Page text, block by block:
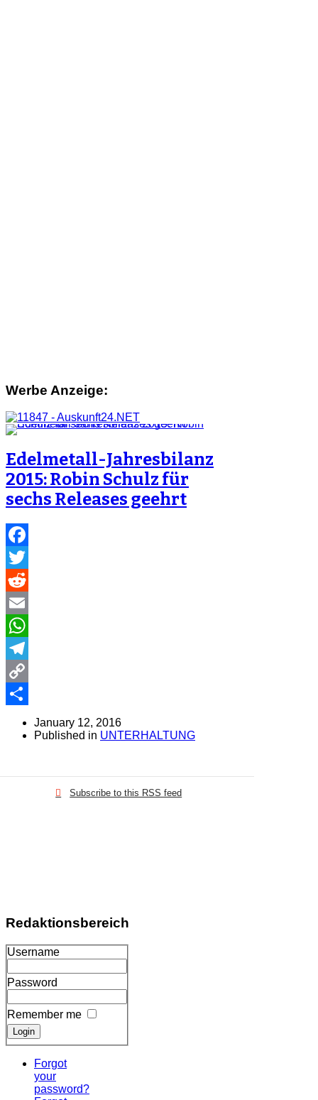
Werbe Anzeige:
Edelmetall-Jahresbilanz
2015: Robin Schulz für
sechs Releases geehrt
Facebook
Twitter
Reddit
Email
WhatsApp
Telegram
Copy
January 12, 2016
Published in UNTERHALTUNG
Subscribe to this RSS feed
Redaktionsbereich
Username
Password
Remember me
Forgot
your
password?